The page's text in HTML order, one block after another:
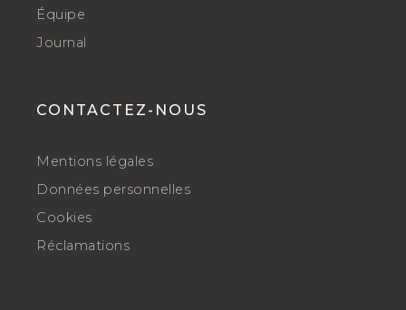
Équipe
Journal
CONTACTEZ-NOUS
Mentions légales
Données personnelles
Cookies
Réclamations